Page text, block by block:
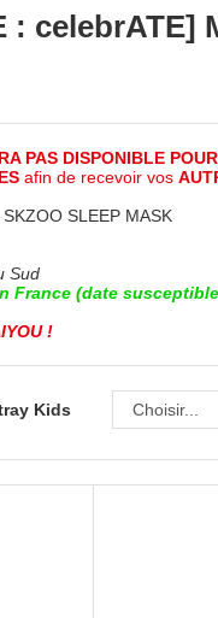
celebrATE]
PAS DISPONIBLE
afin de recevoir vos
SLEEP MASK
Sud
France (date
!
Kids